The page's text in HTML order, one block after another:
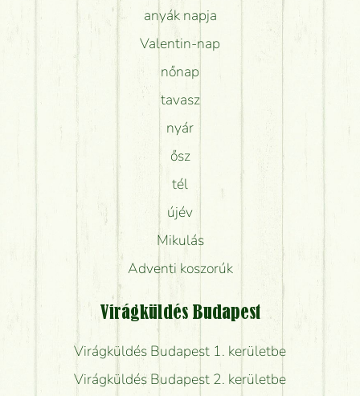
anyák napja
Valentin-nap
nőnap
tavasz
nyár
ősz
tél
újév
Mikulás
Adventi koszorúk
Virágküldés Budapest
Virágküldés Budapest 1. kerületbe
Virágküldés Budapest 2. kerületbe